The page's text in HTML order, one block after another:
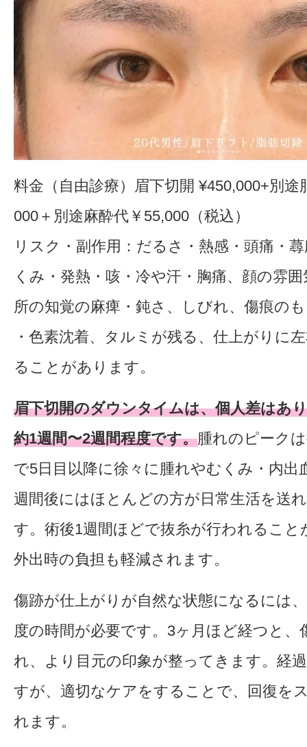
料金（自由診療）眉下切開 ¥450,000+別途
000＋別途麻酔代￥55,000（税込）
リスク・副作用：だるさ・熱感・頭痛・
くみ・発熱・咳・冷や汗・胸痛、顔の雰
所の知覚の麻痺・鈍さ、しびれ、傷痕の
・色素沈着、タルミが残る、仕上がりに
ることがあります。
眉下切開のダウンタイムは、個人差はあ
約1週間〜2週間程度です。腫れのピーク
で5日目以降に徐々に腫れやむくみ・内出
週間後にはほとんどの方が日常生活を送
す。術後1週間ほどで抜糸が行われること
外出時の負担も軽減されます。
傷跡が仕上がりが自然な状態になるには
度の時間が必要です。3ヶ月ほど経つと、
れ、より目元の印象が整ってきます。経
すが、適切なケアをすることで、回復を
れます。